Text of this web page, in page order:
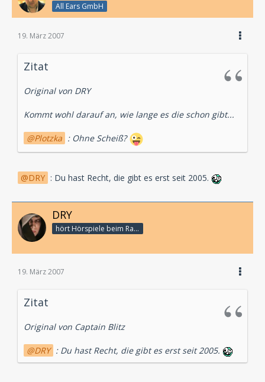
All Ears GmbH
19. März 2007
Zitat
Original von DRY
Kommt wohl darauf an, wie lange es die schon gibt...
Plotzka : Ohne Scheiß?
DRY : Du hast Recht, die gibt es erst seit 2005.
DRY
hört Hörspiele beim Rasenmähen
19. März 2007
Zitat
Original von Captain Blitz
DRY : Du hast Recht, die gibt es erst seit 2005.